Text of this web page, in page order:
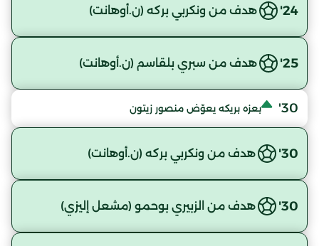
24' هدف من ونكربي بركه (ن.أوهانت)
25' هدف من سبري بلقاسم (ن.أوهانت)
30' بعزه بريكه يعوّض منصور زيتون
30' هدف من ونكربي بركه (ن.أوهانت)
30' هدف من الزبيري بوحمو (مشعل إليزي)